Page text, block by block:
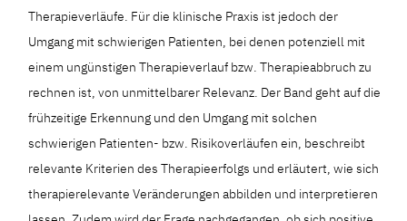
Therapieverläufe. Für die klinische Praxis ist jedoch der
Umgang mit schwierigen Patienten, bei denen potenziell mit
einem ungünstigen Therapieverlauf bzw. Therapieabbruch zu
rechnen ist, von unmittelbarer Relevanz. Der Band geht auf die
frühzeitige Erkennung und den Umgang mit solchen
schwierigen Patienten- bzw. Risikoverläufen ein, beschreibt
relevante Kriterien des Therapieerfolgs und erläutert, wie sich
therapierelevante Veränderungen abbilden und interpretieren